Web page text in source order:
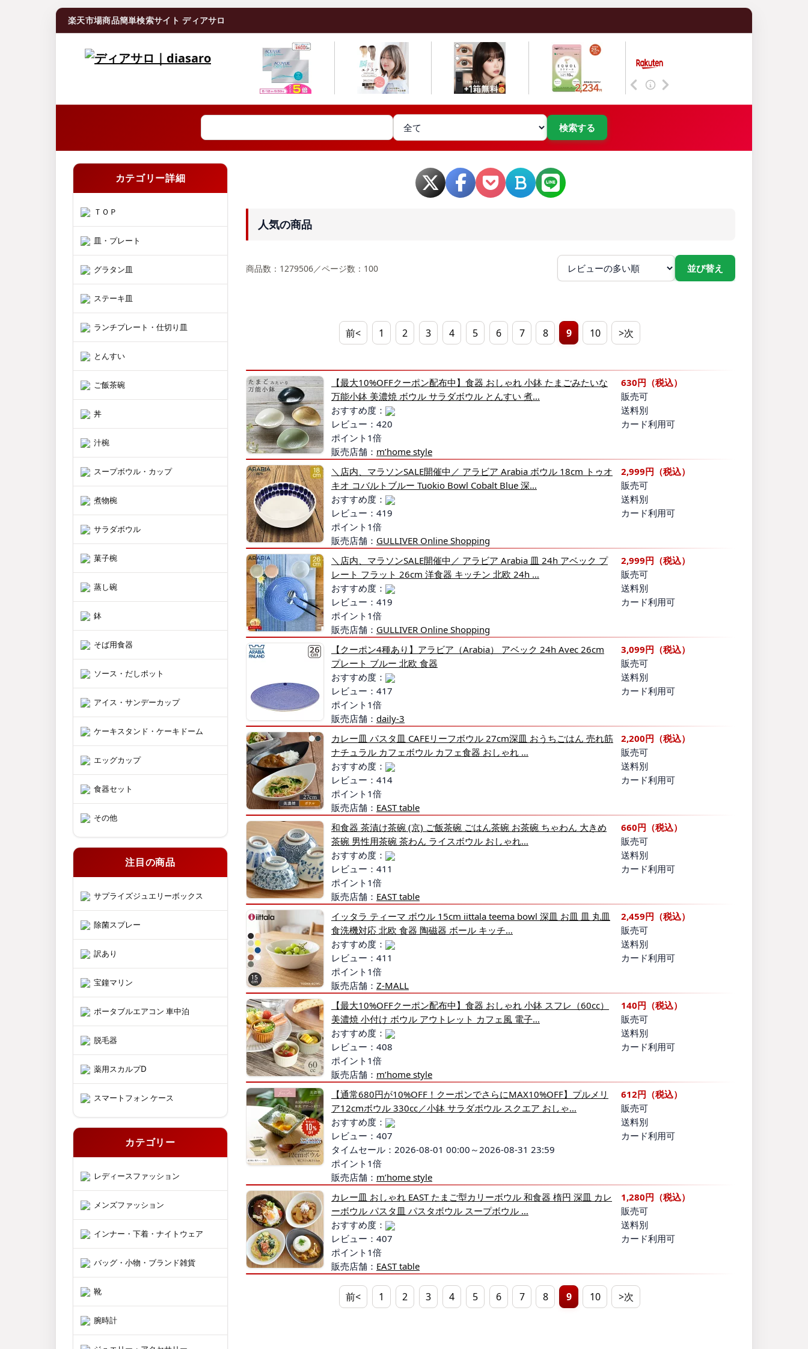
楽天市場商品簡単検索サイト ディアサロ
人気の商品
商品数：1279506／ページ数：100
前< 1 2 3 4 5 6 7 8 9 10 >次
【最大10%OFFクーポン配布中】食器 おしゃれ 小鉢 たまごみたいな
万能小鉢 美濃焼 ボウル サラダボウル とんすい 煮…
おすすめ度：
レビュー：420
ポイント1倍
販売店舗： m’home style
630円（税込）
販売可
送料別
カード利用可
＼店内、マラソンSALE開催中／ アラビア Arabia ボウル 18cm トゥオ
キオ コバルトブルー Tuokio Bowl Cobalt Blue 深…
おすすめ度：
レビュー：419
ポイント1倍
販売店舗： GULLIVER Online Shopping
2,999円（税込）
販売可
送料別
カード利用可
＼店内、マラソンSALE開催中／ アラビア Arabia 皿 24h アベック プ
レート フラット 26cm 洋食器 キッチン 北欧 24h …
おすすめ度：
レビュー：419
ポイント1倍
販売店舗： GULLIVER Online Shopping
2,999円（税込）
販売可
送料別
カード利用可
【クーポン4種あり】アラビア（Arabia） アベック 24h Avec 26cm
プレート ブルー 北欧 食器
おすすめ度：
レビュー：417
ポイント1倍
販売店舗： daily-3
3,099円（税込）
販売可
送料別
カード利用可
カレー皿 パスタ皿 CAFEリーフボウル 27cm深皿 おうちごはん 売れ筋
ナチュラル カフェボウル カフェ食器 おしゃれ …
おすすめ度：
レビュー：414
ポイント1倍
販売店舗： EAST table
2,200円（税込）
販売可
送料別
カード利用可
和食器 茶漬け茶碗 (京) ご飯茶碗 ごはん茶碗 お茶碗 ちゃわん 大きめ
茶碗 男性用茶碗 茶わん ライスボウル おしゃれ…
おすすめ度：
レビュー：411
ポイント1倍
販売店舗： EAST table
660円（税込）
販売可
送料別
カード利用可
イッタラ ティーマ ボウル 15cm iittala teema bowl 深皿 お皿 皿 丸皿
食洗機対応 北欧 食器 陶磁器 ボール キッチ…
おすすめ度：
レビュー：411
ポイント1倍
販売店舗： Z-MALL
2,459円（税込）
販売可
送料別
カード利用可
【最大10%OFFクーポン配布中】食器 おしゃれ 小鉢 スフレ（60cc）
美濃焼 小付け ボウル アウトレット カフェ風 電子…
おすすめ度：
レビュー：408
ポイント1倍
販売店舗： m’home style
140円（税込）
販売可
送料別
カード利用可
【通常680円が10%OFF！クーポンでさらにMAX10%OFF】プルメリ
ア12cmボウル 330cc／小鉢 サラダボウル スクエア おしゃ…
おすすめ度：
レビュー：407
タイムセール：2026-08-01 00:00～2026-08-31 23:59
ポイント1倍
販売店舗： m’home style
612円（税込）
販売可
送料別
カード利用可
カレー皿 おしゃれ EAST たまご型カリーボウル 和食器 楕円 深皿 カレ
ーボウル パスタ皿 パスタボウル スープボウル …
おすすめ度：
レビュー：407
ポイント1倍
販売店舗： EAST table
1,280円（税込）
販売可
送料別
カード利用可
前< 1 2 3 4 5 6 7 8 9 10 >次
カテゴリー詳細
ＴＯＰ
皿・プレート
グラタン皿
ステーキ皿
ランチプレート・仕切り皿
とんすい
ご飯茶碗
丼
汁椀
スープボウル・カップ
煮物椀
サラダボウル
菓子椀
蒸し碗
鉢
そば用食器
ソース・だしポット
アイス・サンデーカップ
ケーキスタンド・ケーキドーム
エッグカップ
食器セット
その他
注目の商品
サプライズジュエリーボックス
除菌スプレー
訳あり
宝鐘マリン
ポータブルエアコン 車中泊
脱毛器
薬用スカルプD
スマートフォン ケース
カテゴリー
レディースファッション
メンズファッション
インナー・下着・ナイトウェア
バッグ・小物・ブランド雑貨
靴
腕時計